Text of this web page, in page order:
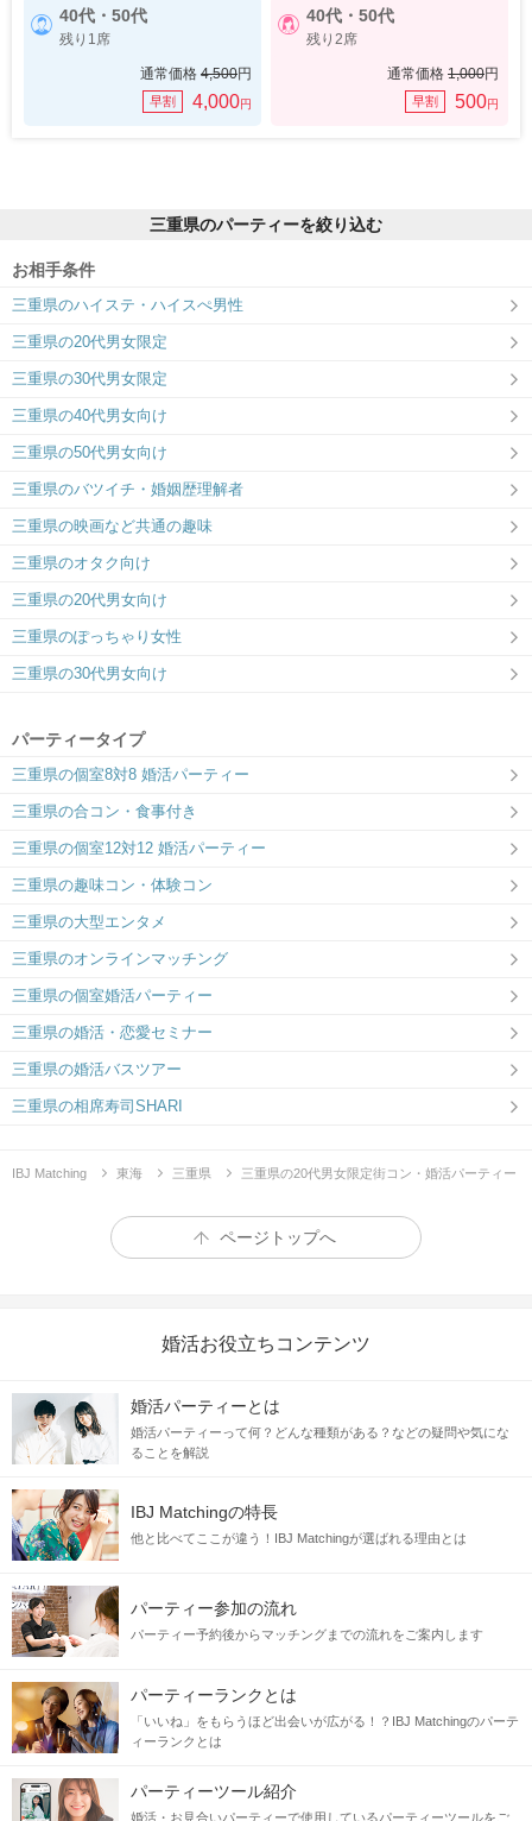
40代・50代
残り1席
通常価格 4,500円
早割 4,000円
40代・50代
残り2席
通常価格 1,000円
早割 500円
三重県のパーティーを絞り込む
お相手条件
三重県のハイステ・ハイスぺ男性
三重県の20代男女限定
三重県の30代男女限定
三重県の40代男女向け
三重県の50代男女向け
三重県のバツイチ・婚姻歴理解者
三重県の映画など共通の趣味
三重県のオタク向け
三重県の20代男女向け
三重県のぽっちゃり女性
三重県の30代男女向け
パーティータイプ
三重県の個室8対8 婚活パーティー
三重県の合コン・食事付き
三重県の個室12対12 婚活パーティー
三重県の趣味コン・体験コン
三重県の大型エンタメ
三重県のオンラインマッチング
三重県の個室婚活パーティー
三重県の婚活・恋愛セミナー
三重県の婚活バスツアー
三重県の相席寿司SHARI
IBJ Matching 東海 三重県 三重県の20代男女限定街コン・婚活パーティー
ページトップへ
婚活お役立ちコンテンツ
婚活パーティーとは
婚活パーティーって何？どんな種類がある？などの疑問や気にな
ることを解説
IBJ Matchingの特長
他と比べてここが違う！IBJ Matchingが選ばれる理由とは
パーティー参加の流れ
パーティー予約後からマッチングまでの流れをご案内します
パーティーランクとは
「いいね」をもらうほど出会いが広がる！？IBJ Matchingのパーテ
ィーランクとは
パーティーツール紹介
婚活・お見合いパーティーで使用しているパーティーツールをご